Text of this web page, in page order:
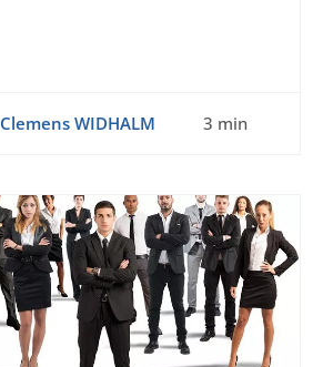
Clemens WIDHALM 3 min